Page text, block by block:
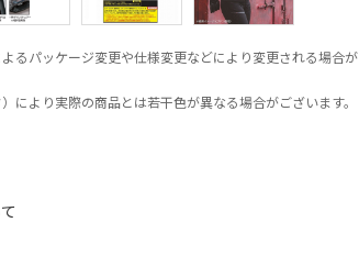
るパッケージ変更や仕様変更などにより変更される場合が
により実際の商品とは若干色が異なる場合がございます。